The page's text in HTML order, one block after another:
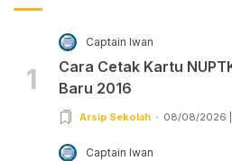
1
Captain Iwan
Cara Cetak Kartu
Baru 2016
Arsip Sekolah 08/08/2026
Captain Iwan